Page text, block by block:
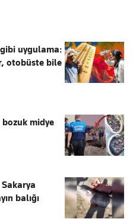
uygulama:
otobüste bile
bozuk midye
balığı